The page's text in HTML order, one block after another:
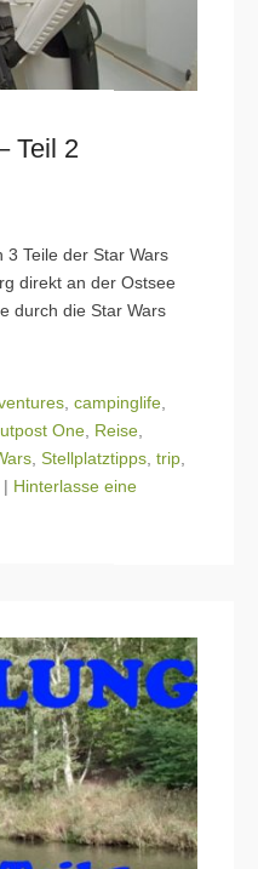
Teil 2
Teile der Star Wars
direkt an der Ostsee
durch die Star Wars
campinglife
One Reise
Stellplatztipps trip
| Hinterlasse eine